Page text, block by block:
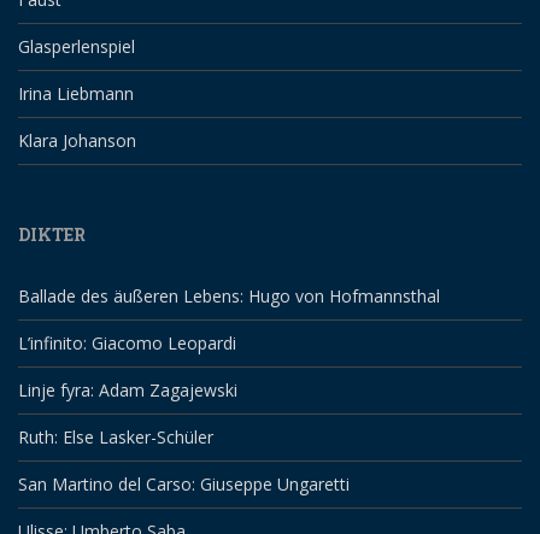
Glasperlenspiel
Irina Liebmann
Klara Johanson
DIKTER
Ballade des äußeren Lebens: Hugo von Hofmannsthal
L’infinito: Giacomo Leopardi
Linje fyra: Adam Zagajewski
Ruth: Else Lasker-Schüler
San Martino del Carso: Giuseppe Ungaretti